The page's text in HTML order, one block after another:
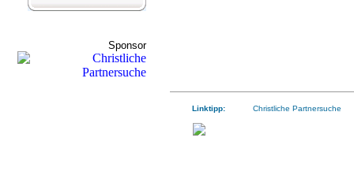
Sponsor
Linktipp: Christliche Partnersuche